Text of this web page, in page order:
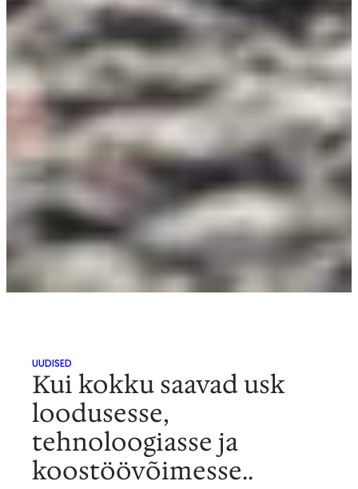
UUDISED
Kui kokku saavad usk
loodusesse,
tehnoloogiasse ja
koostöövõimesse..